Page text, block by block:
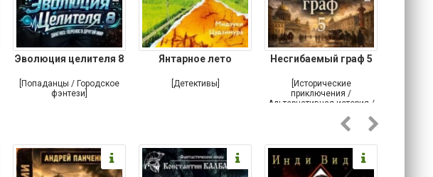
Эволюция целителя 8
[Попаданцы / Городское
фэнтези]
Янтарное лето
[Детективы]
Несгибаемый граф 5
[Исторические
приключения /
Альтернативная история /